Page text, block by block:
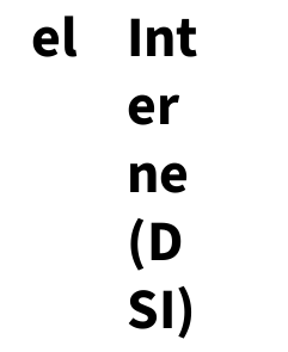
el
Int
er
ne
(D
SI)